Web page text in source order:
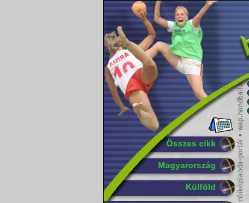
Összes cikk
Magyarország
Külföld